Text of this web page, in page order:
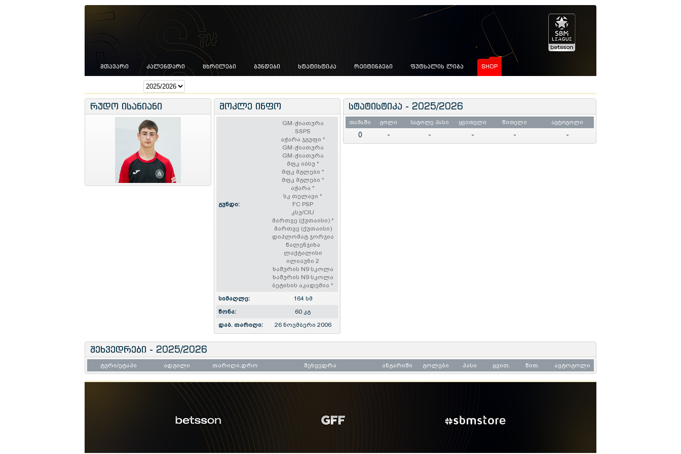
ᲛᲗᲐᲕᲐᲠᲘ ᲙᲐᲚᲔᲜᲓᲐᲠᲘ ᲪᲮᲠᲘᲚᲔᲑᲘ ᲒᲣᲜᲓᲔᲑᲘ ᲡᲢᲐᲢᲘᲡᲢᲘᲙᲐ ᲠᲔᲘᲢᲘᲜᲒᲔᲑᲘ ᲤᲣᲢᲡᲐᲚᲘᲡ ᲚᲘᲒᲐ SHOP
რუდო ისანიანი მოკლე ინფო
გუნდი:
GM-ჭიათურა
SSPS
აჭარა ჯგუფი *
GM-ჭიათურა
GM-ჭიათურა
მფკ იბსუ *
მფკ მგლები *
მფკ მგლები *
აჭარა *
სკ თელავი *
FC PSP
კსუ/CIU
მართვე (ქუთაისი) *
მართვე (ქუთაისი)
დიპლომატ ჯორჯია
წალენჯიხა
ლაქტალისი
ილიაუნი 2
ხაშურის N9 სკოლა
ხაშურის N9 სკოლა
ბეტისის აკადემია *
სიმაღლე:
164 სმ
წონა:
60 კგ
დაბ. თარიღი:
26 ნოემბერი 2006
სტატისტიკა - 2025/2026
თამაში გოლი საგოლე პასი ყვითელი წითელი ავტოგოლი
0 - - - - -
შეხვედრები - 2025/2026
ტური/ეტაპი ადგილი თარიღი,დრო შეხვედრა ანგარიში გოლები პასი ყვით. წით. ავტოგოლი